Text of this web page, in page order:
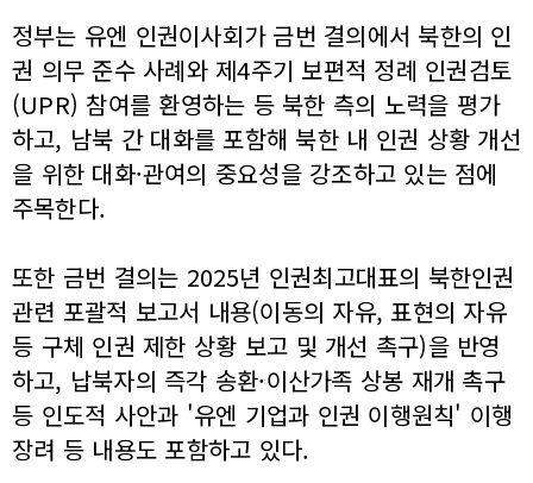
정부는 유엔 인권이사회가 금번 결의에서 북한의 인
권 의무 준수 사례와 제4주기 보편적 정례 인권검토
(UPR) 참여를 환영하는 등 북한 측의 노력을 평가
하고, 남북 간 대화를 포함해 북한 내 인권 상황 개선
을 위한 대화·관여의 중요성을 강조하고 있는 점에
주목한다.
또한 금번 결의는 2025년 인권최고대표의 북한인권
관련 포괄적 보고서 내용(이동의 자유, 표현의 자유
등 구체 인권 제한 상황 보고 및 개선 촉구)을 반영
하고, 납북자의 즉각 송환·이산가족 상봉 재개 촉구
등 인도적 사안과 '유엔 기업과 인권 이행원칙' 이행
장려 등 내용도 포함하고 있다.